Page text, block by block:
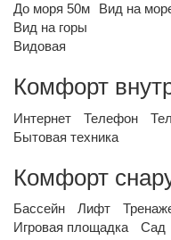
До моря 50м
Вид на
Вид на горы
Видовая
Комфорт
Интернет Телефон
Бытовая техника
Комфорт
Бассейн Лифт
Игровая площадка
Сад